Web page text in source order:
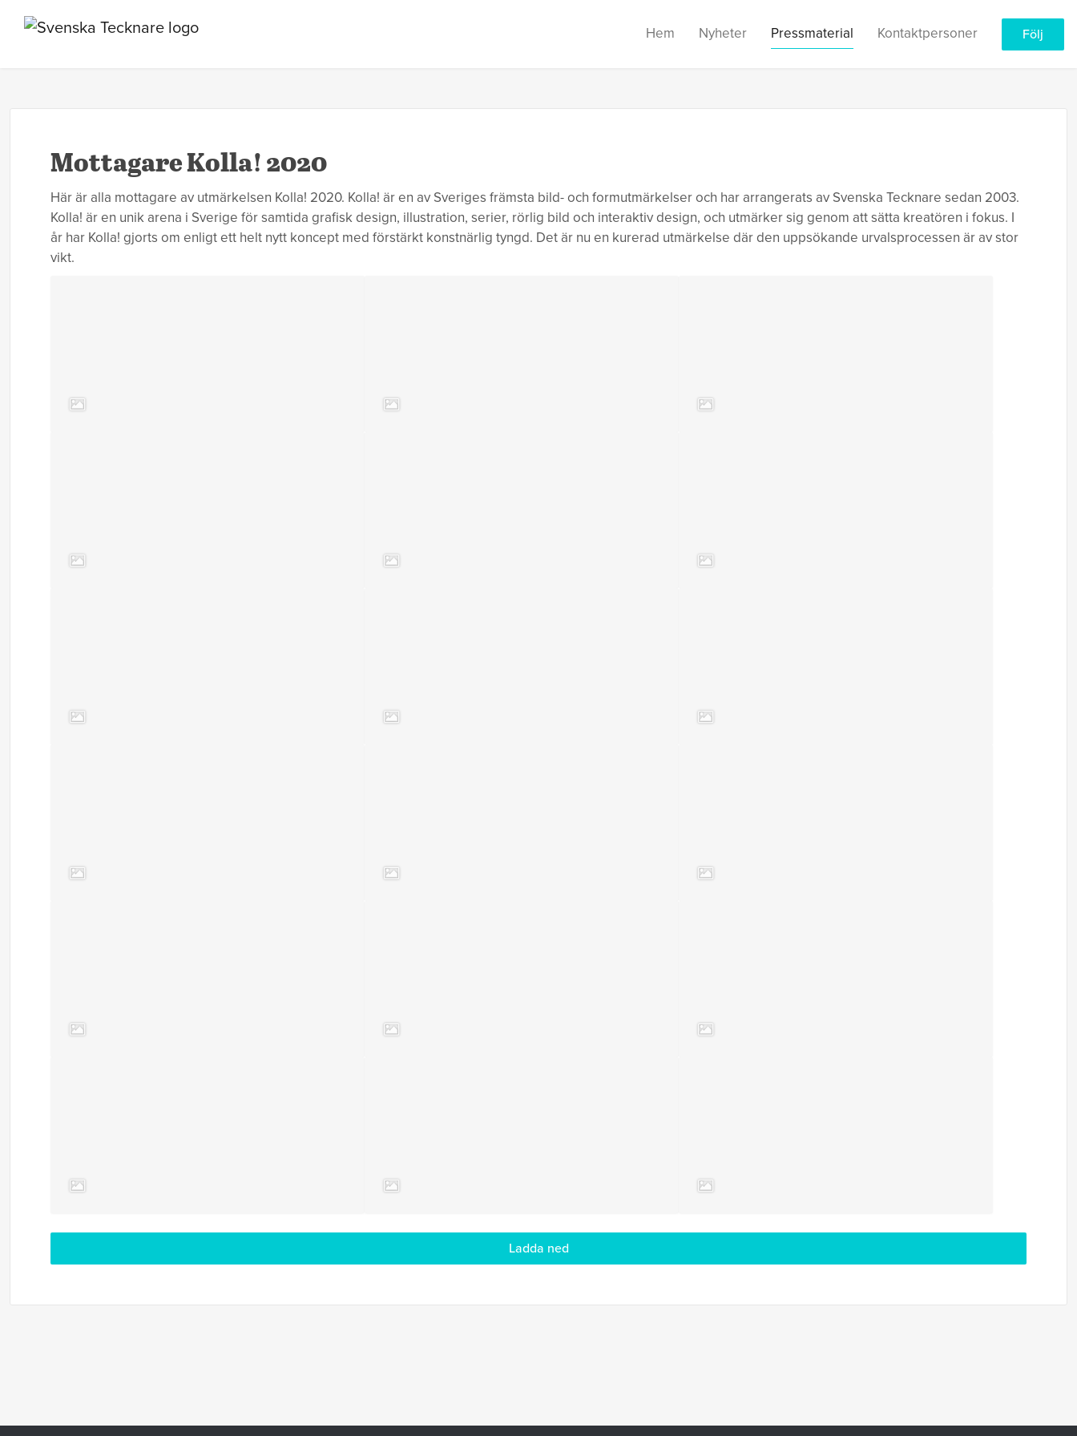
Hem Nyheter Pressmaterial Kontaktpersoner Följ
Mottagare Kolla! 2020
Här är alla mottagare av utmärkelsen Kolla! 2020. Kolla! är en av Sveriges främsta bild- och formutmärkelser och har arrangerats av Svenska Tecknare sedan 2003.
Kolla! är en unik arena i Sverige för samtida grafisk design, illustration, serier, rörlig bild och interaktiv design, och utmärker sig genom att sätta kreatören i fokus. I
år har Kolla! gjorts om enligt ett helt nytt koncept med förstärkt konstnärlig tyngd. Det är nu en kurerad utmärkelse där den uppsökande urvalsprocessen är av stor
vikt.
Ladda ned